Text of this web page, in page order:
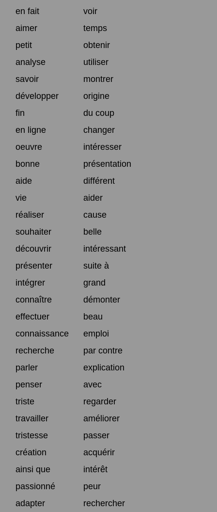
en fait
voir
aimer
temps
petit
obtenir
analyse
utiliser
savoir
montrer
développer
origine
fin
du coup
en ligne
changer
oeuvre
intéresser
bonne
présentation
aide
différent
vie
aider
réaliser
cause
souhaiter
belle
découvrir
intéressant
présenter
suite à
intégrer
grand
connaître
démonter
effectuer
beau
connaissance
emploi
recherche
par contre
parler
explication
penser
avec
triste
regarder
travailler
améliorer
tristesse
passer
création
acquérir
ainsi que
intérêt
passionné
peur
adapter
rechercher